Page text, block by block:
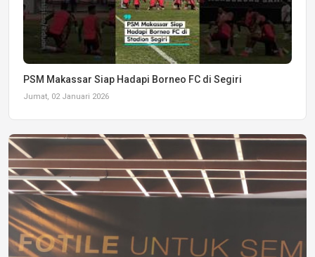
PSM Makassar Siap Hadapi Borneo FC di Segiri
Jumat, 02 Januari 2026